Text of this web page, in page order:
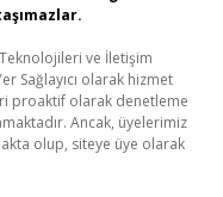
Teknolojileri ve İletişim
Sağlayıcı olarak hizmet
proaktif olarak denetleme
Ancak, üyelerimiz
olup, siteye üye olarak